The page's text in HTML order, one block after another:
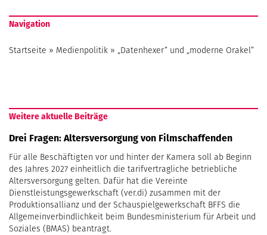
Navigation
Startseite » Medienpolitik » „Datenhexer“ und „moderne Orakel“
Weitere aktuelle Beiträge
Drei Fragen: Altersversorgung von Filmschaffenden
Für alle Beschäftigten vor und hinter der Kamera soll ab Beginn
des Jahres 2027 einheitlich die tarifvertragliche betriebliche
Altersversorgung gelten. Dafür hat die Vereinte
Dienstleistungsgewerkschaft (ver.di) zusammen mit der
Produktionsallianz und der Schauspielgewerkschaft BFFS die
Allgemeinverbindlichkeit beim Bundesministerium für Arbeit und
Soziales (BMAS) beantragt.